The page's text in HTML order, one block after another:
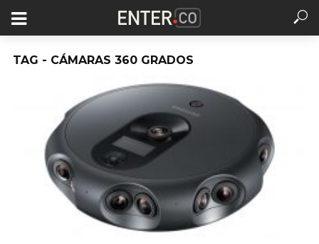
TAG - CÁMARAS 360 GRADOS